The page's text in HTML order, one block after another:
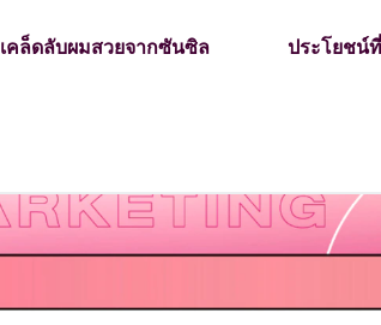
เคล็ดลับผมสวยจากซันซิล ประโยชน์ที่